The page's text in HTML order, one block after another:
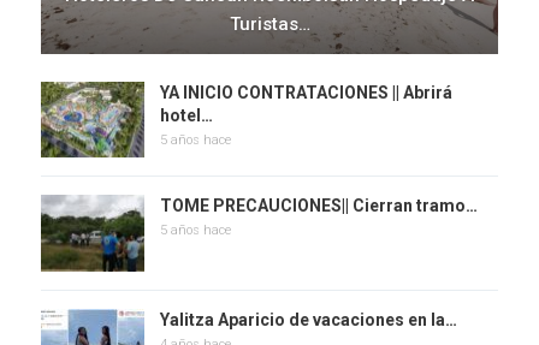
Turistas…
YA INICIO CONTRATACIONES || Abrirá
hotel…
5 años hace
TOME PRECAUCIONES|| Cierran tramo…
5 años hace
Yalitza Aparicio de vacaciones en la…